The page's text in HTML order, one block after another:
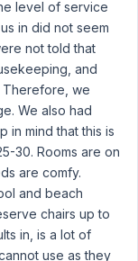
level of service
in did not seem
not told that
and
Therefore, we
We also had
in mind that this is
30. Rooms are on
are comfy.
and beach
chairs up to
in, is a lot of
use as they